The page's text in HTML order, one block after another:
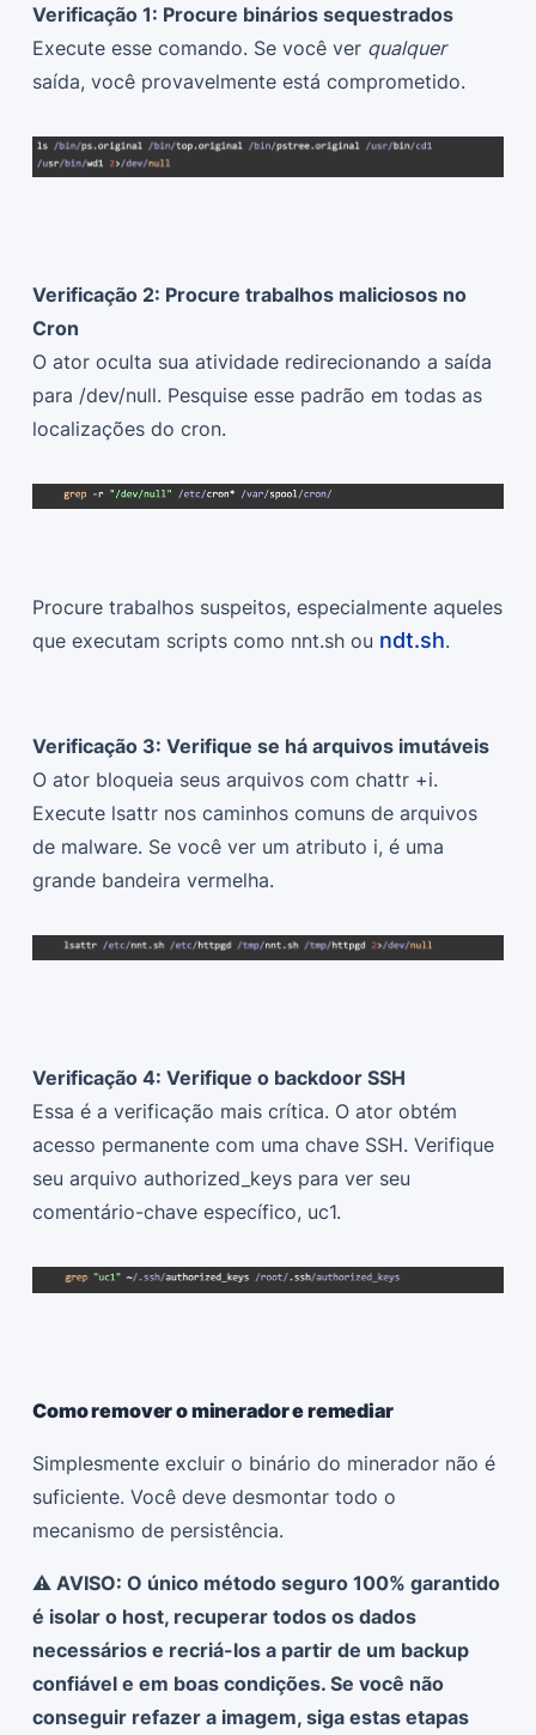
Verificação 1: Procure binários sequestrados
Execute esse comando. Se você ver qualquer
saída, você provavelmente está comprometido.
Verificação 2: Procure trabalhos maliciosos no
Cron
O ator oculta sua atividade redirecionando a saída
para /dev/null. Pesquise esse padrão em todas as
localizações do cron.
Procure trabalhos suspeitos, especialmente aqueles
que executam scripts como nnt.sh ou ndt.sh.
Verificação 3: Verifique se há arquivos imutáveis
O ator bloqueia seus arquivos com chattr +i.
Execute lsattr nos caminhos comuns de arquivos
de malware. Se você ver um atributo i, é uma
grande bandeira vermelha.
Verificação 4: Verifique o backdoor SSH
Essa é a verificação mais crítica. O ator obtém
acesso permanente com uma chave SSH. Verifique
seu arquivo authorized_keys para ver seu
comentário-chave específico, uc1.
Como remover o minerador e remediar
Simplesmente excluir o binário do minerador não é
suficiente. Você deve desmontar todo o
mecanismo de persistência.
⚠️ AVISO: O único método seguro 100% garantido
é isolar o host, recuperar todos os dados
necessários e recriá-los a partir de um backup
confiável e em boas condições. Se você não
conseguir refazer a imagem, siga estas etapas